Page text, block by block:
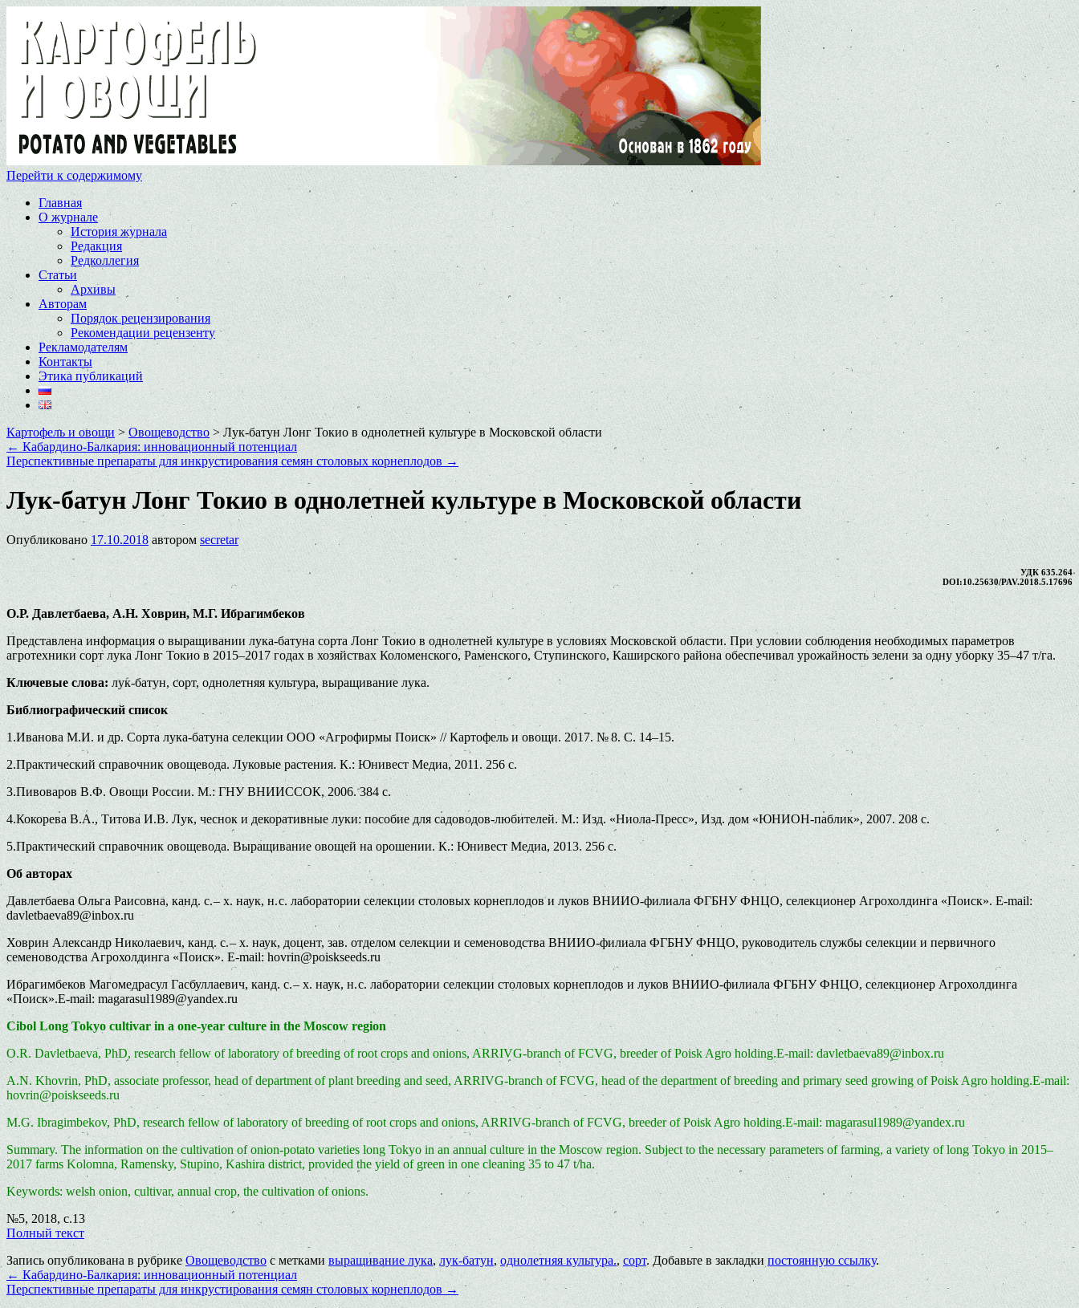
Перейти к содержимому
Главная
О журнале
История журнала
Редакция
Редколлегия
Статьи
Архивы
Авторам
Порядок рецензирования
Рекомендации рецензенту
Рекламодателям
Контакты
Этика публикаций
Картофель и овощи > Овощеводство >Лук-батун Лонг Токио в однолетней культуре в Московской области
← Кабардино-Балкария: инновационный потенциал
Перспективные препараты для инкрустирования семян столовых корнеплодов→
Лук-батун Лонг Токио в однолетней культуре в Московской области
Опубликовано 17.10.2018 автором secretar
УДК 635.264
DOI:10.25630/PAV.2018.5.17696
О.Р. Давлетбаева, А.Н. Ховрин, М.Г. Ибрагимбеков
Представлена информация о выращивании лука-батуна сорта Лонг Токио в однолетней культуре в условиях Московской области. При условии соблюдения необходимых параметров
агротехники сорт лука Лонг Токио в 2015–2017 годах в хозяйствах Коломенского, Раменского, Ступинского, Каширского района обеспечивал урожайность зелени за одну уборку 35–47 т/га.
Ключевые слова:лук-батун, сорт, однолетняя культура, выращивание лука.
Библиографический список
1.Иванова М.И. и др. Сорта лука-батуна селекции ООО «Агрофирмы Поиск» // Картофель и овощи. 2017. № 8. С. 14–15.
2.Практический справочник овощевода. Луковые растения. К.: Юнивест Медиа, 2011. 256 с.
3.Пивоваров В.Ф. Овощи России. М.: ГНУ ВНИИССОК, 2006. 384 с.
4.Кокорева В.А., Титова И.В. Лук, чеснок и декоративные луки: пособие для садоводов-любителей. М.: Изд. «Ниола-Пресс», Изд. дом «ЮНИОН-паблик», 2007. 208 с.
5.Практический справочник овощевода. Выращивание овощей на орошении. К.: Юнивест Медиа, 2013. 256 с.
Об авторах
Давлетбаева Ольга Раисовна, канд. с. – х. наук, н. с. лаборатории селекции столовых корнеплодов и луков ВНИИО-филиала ФГБНУ ФНЦО, селекционер Агрохолдинга «Поиск». E-mail:
davletbaeva89@inbox.ru
Ховрин Александр Николаевич, канд. с. – х. наук, доцент, зав. отделом селекции и семеноводства ВНИИО-филиала ФГБНУ ФНЦО, руководитель службы селекции и первичного
семеноводства Агрохолдинга «Поиск». E-mail: hovrin@poiskseeds.ru
Ибрагимбеков Магомедрасул Гасбуллаевич, канд. с. – х. наук, н. с. лаборатории селекции столовых корнеплодов и луков ВНИИО-филиала ФГБНУ ФНЦО, селекционер Агрохолдинга
«Поиск».E-mail: magarasul1989@yandex.ru
Cibol Long Tokyo cultivar in a one-year culture in the Moscow region
O.R. Davletbaeva, PhD, research fellow of laboratory of breeding of root crops and onions, ARRIVG-branch of FCVG, breeder of Poisk Agro holding.E-mail: davletbaeva89@inbox.ru
A.N. Khovrin, PhD, associate professor, head of department of plant breeding and seed, ARRIVG-branch of FCVG, head of the department of breeding and primary seed growing of Poisk Agro holding.E-mail:
hovrin@poiskseeds.ru
M.G. Ibragimbekov, PhD, research fellow of laboratory of breeding of root crops and onions, ARRIVG-branch of FCVG, breeder of Poisk Agro holding.E-mail: magarasul1989@yandex.ru
Summary. The information on the cultivation of onion-potato varieties long Tokyo in an annual culture in the Moscow region. Subject to the necessary parameters of farming, a variety of long Tokyo in 2015–
2017 farms Kolomna, Ramensky, Stupino, Kashira district, provided the yield of green in one cleaning 35 to 47 t/ha.
Keywords: welsh onion, cultivar, annual crop, the cultivation of onions.
№5, 2018, с.13
Полный текст
Запись опубликована в рубрикеОвощеводство с меткамивыращивание лука, лук-батун,однолетняя культура.,сорт. Добавьте в закладкипостоянную ссылку.
← Кабардино-Балкария: инновационный потенциал
Перспективные препараты для инкрустирования семян столовых корнеплодов→